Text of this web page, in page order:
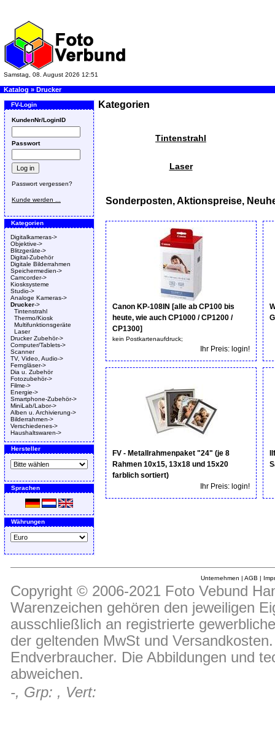
Samstag, 08. August 2026 12:51
Katalog » Drucker
FV-Login
KundenNr/LoginID
Passwort
Passwort vergessen?
Kunde werden ...
Kategorien
Digitalkameras->
Objektive->
Blitzgeräte->
Digital-Zubehör
Digitale Bilderrahmen
Speichermedien->
Camcorder->
Kiosksysteme
Studio->
Analoge Kameras->
Drucker->
Tintenstrahl
Thermo/Kiosk
Multifunktionsgeräte
Laser
Drucker Zubehör->
Computer/Tablets->
Scanner
TV, Video, Audio->
Ferngläser->
Dia u. Zubehör
Fotozubehör->
Filme->
Energie->
Smartphone-Zubehör->
MiniLab/Labor->
Alben u. Archivierung->
Bilderrahmen->
Verschiedenes->
Haushaltswaren->
Hersteller
Sprachen
Währungen
Kategorien
Tintenstrahl
Laser
Sonderposten, Aktionspreise,
Canon KP-108IN [alle ab CP100 bis
heute, wie auch CP1000 / CP1200 /
CP1300]
kein Postkartenaufdruck;
Ihr Preis: login!
FV - Metallrahmenpaket "24" (je 8
Rahmen 10x15, 13x18 und 15x20
farblich sortiert)
Ihr Preis: login!
Unternehmen | AGB |
Copyright © 2006-2021 Foto Vebund
Warenzeichen gehören den jeweiligen
ausschließlich an registrierte
der geltenden MwSt und
Endverbraucher. Die Abbildungen und
abweichen.
-, Grp: , Vert: